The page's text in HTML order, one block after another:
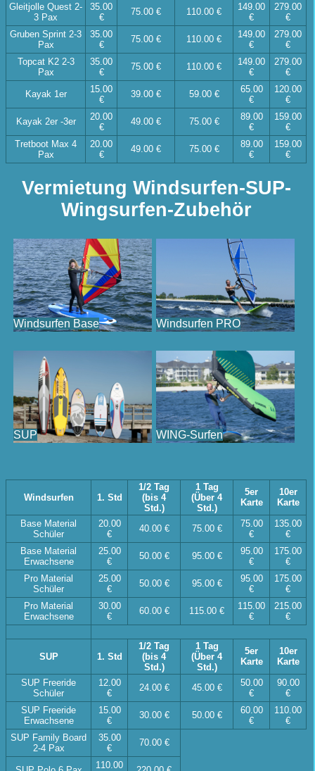
Gleitjolle Quest 2-
3 Pax
35.00
€
75.00 € 110.00 €
149.00
€
279.00
€
Gruben Sprint 2-3
Pax
35.00
€
75.00 € 110.00 €
149.00
€
279.00
€
Topcat K2 2-3
Pax
35.00
€
75.00 € 110.00 €
149.00
€
279.00
€
Kayak 1er
15.00
€
39.00 € 59.00 €
65.00
€
120.00
€
Kayak 2er -3er
20.00
€
49.00 € 75.00 €
89.00
€
159.00
€
Tretboot Max 4
Pax
20.00
€
49.00 € 75.00 €
89.00
€
159.00
€
Vermietung Windsurfen-SUP-
Wingsurfen-Zubehör
Windsurfen Base Windsurfen PRO
SUP WING-Surfen
Windsurfen 1. Std
1/2 Tag
(bis 4
Std.)
1 Tag
(Über 4
Std.)
5er
Karte
10er
Karte
Base Material
Schüler
20.00
€
40.00 € 75.00 €
75.00
€
135.00
€
Base Material
Erwachsene
25.00
€
50.00 € 95.00 €
95.00
€
175.00
€
Pro Material
Schüler
25.00
€
50.00 € 95.00 €
95.00
€
175.00
€
Pro Material
Erwachsene
30.00
€
60.00 € 115.00 €
115.00
€
215.00
€
SUP 1. Std
1/2 Tag
(bis 4
Std.)
1 Tag
(Über 4
Std.)
5er
Karte
10er
Karte
SUP Freeride
Schüler
12.00
€
24.00 € 45.00 €
50.00
€
90.00
€
SUP Freeride
Erwachsene
15.00
€
30.00 € 50.00 €
60.00
€
110.00
€
SUP Family Board
2-4 Pax
35.00
€
70.00 €
110.00